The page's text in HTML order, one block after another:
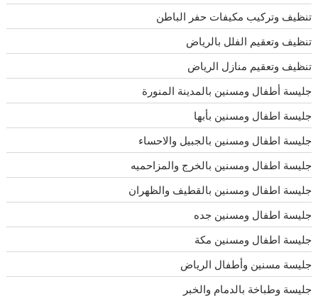
تنظيف وتركيب مكيفات حفر الباطن
تنظيف وتعقيم الفلل بالرياض
تنظيف وتعقيم منازل الرياض
جليسة أطفال ومسنين بالمدينة المنورة
جليسة اطفال ومسنين بأبها
جليسة اطفال ومسنين بالجبيل والاحساء
جليسة اطفال ومسنين بالخرج والمزاحميه
جليسة اطفال ومسنين بالقطيف والظهران
جليسة اطفال ومسنين جده
جليسة اطفال ومسنين مكة
جليسة مسنين وأطفال الرياض
جليسة وطباخة بالدمام والخبر